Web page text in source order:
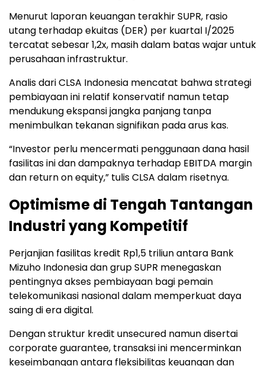
Menurut laporan keuangan terakhir SUPR, rasio
utang terhadap ekuitas (DER) per kuartal I/2025
tercatat sebesar 1,2x, masih dalam batas wajar untuk
perusahaan infrastruktur.
Analis dari CLSA Indonesia mencatat bahwa strategi
pembiayaan ini relatif konservatif namun tetap
mendukung ekspansi jangka panjang tanpa
menimbulkan tekanan signifikan pada arus kas.
“Investor perlu mencermati penggunaan dana hasil
fasilitas ini dan dampaknya terhadap EBITDA margin
dan return on equity,” tulis CLSA dalam risetnya.
Optimisme di Tengah Tantangan
Industri yang Kompetitif
Perjanjian fasilitas kredit Rp1,5 triliun antara Bank
Mizuho Indonesia dan grup SUPR menegaskan
pentingnya akses pembiayaan bagi pemain
telekomunikasi nasional dalam memperkuat daya
saing di era digital.
Dengan struktur kredit unsecured namun disertai
corporate guarantee, transaksi ini mencerminkan
keseimbangan antara fleksibilitas keuangan dan